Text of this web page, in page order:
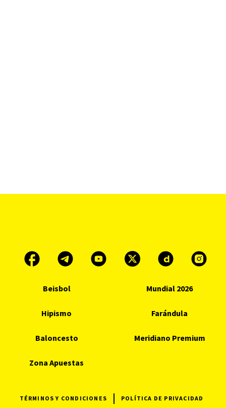
Beisbol Mundial 2026
Hipismo Farándula
Baloncesto Meridiano Premium
Zona Apuestas
TÉRMINOS Y CONDICIONES POLÍTICA DE PRIVACIDAD